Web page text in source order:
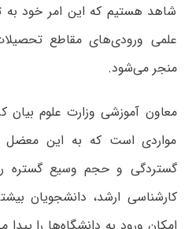
شاهد هستیم که این امر خود
علمی ورودی‌های مقاطع
منجر می‌شود.
معاون آموزشی وزارت علوم بیان
مواردی است که به این
گستردگی و حجم وسیع گستره
کارشناسی ارشد، دانشجویان